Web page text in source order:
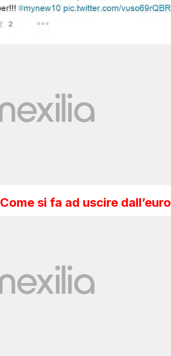
Come si fa ad uscire dall’euro